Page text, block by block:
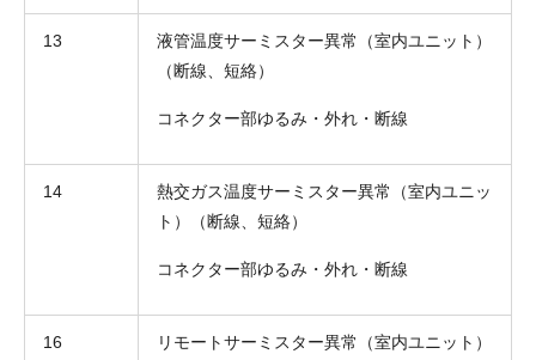
13
液管温度サーミスター異常（室内ユニット）
（断線、短絡）
コネクター部ゆるみ・外れ・断線
14
熱交ガス温度サーミスター異常（室内ユニッ
ト）（断線、短絡）
コネクター部ゆるみ・外れ・断線
16
リモートサーミスター異常（室内ユニット）